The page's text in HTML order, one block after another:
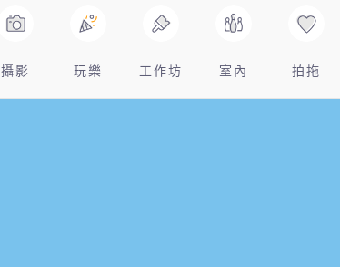
攝影 玩樂 工作坊 室內 拍拖